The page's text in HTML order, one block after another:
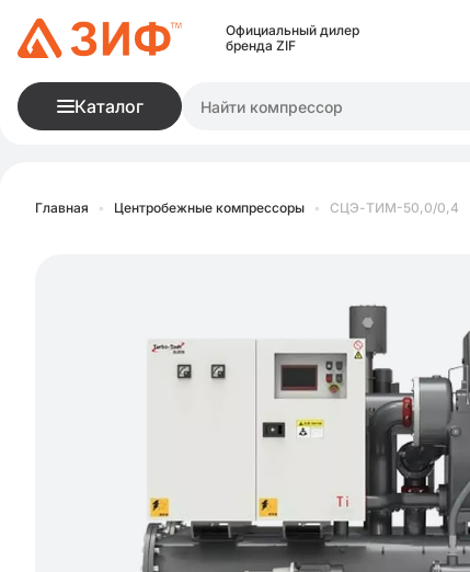
Официальный дилер
бренда ZIF
Каталог
Главная • Центробежные компрессоры • СЦЭ-ТИМ-50,0/0,4